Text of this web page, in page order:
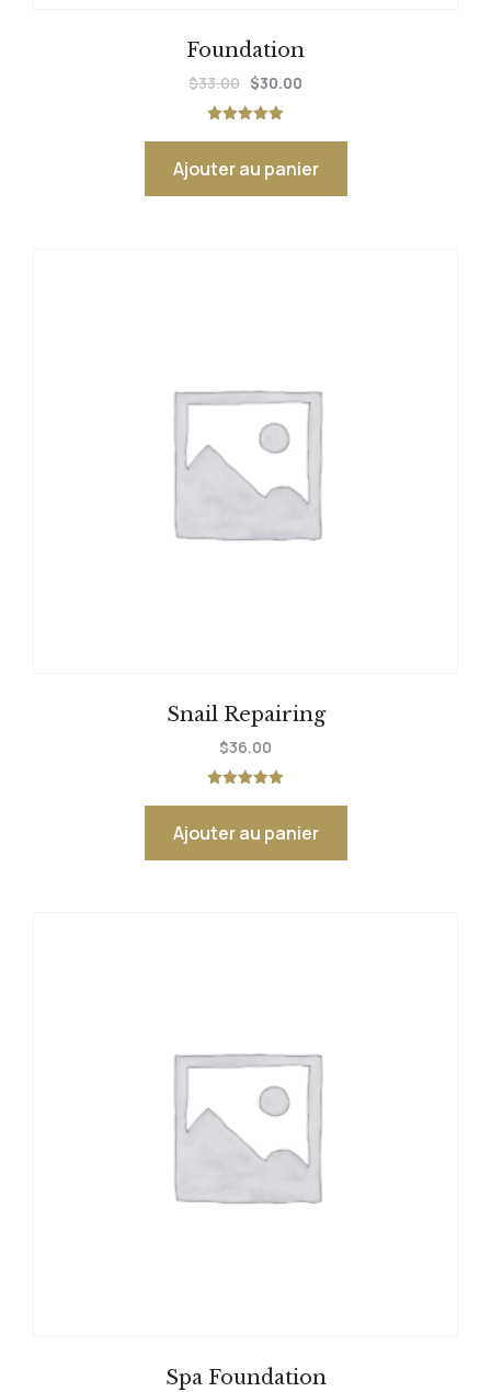
Foundation
$33.00 $30.00
Ajouter au panier
Snail Repairing
$36.00
Ajouter au panier
Spa Foundation